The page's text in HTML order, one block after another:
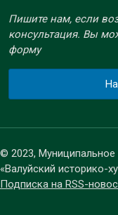
Пишите нам, если
консультация. Вы
форму
© 2023, Муниципальное
«Валуйский историко-
Подписка на RSS-